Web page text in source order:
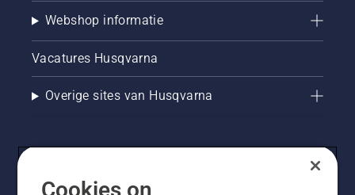
Webshop informatie
Vacatures Husqvarna
Overige sites van Husqvarna